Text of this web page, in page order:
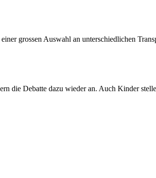
grossen Auswahl an unterschiedlichen
die Debatte dazu wieder an. Auch Kinder